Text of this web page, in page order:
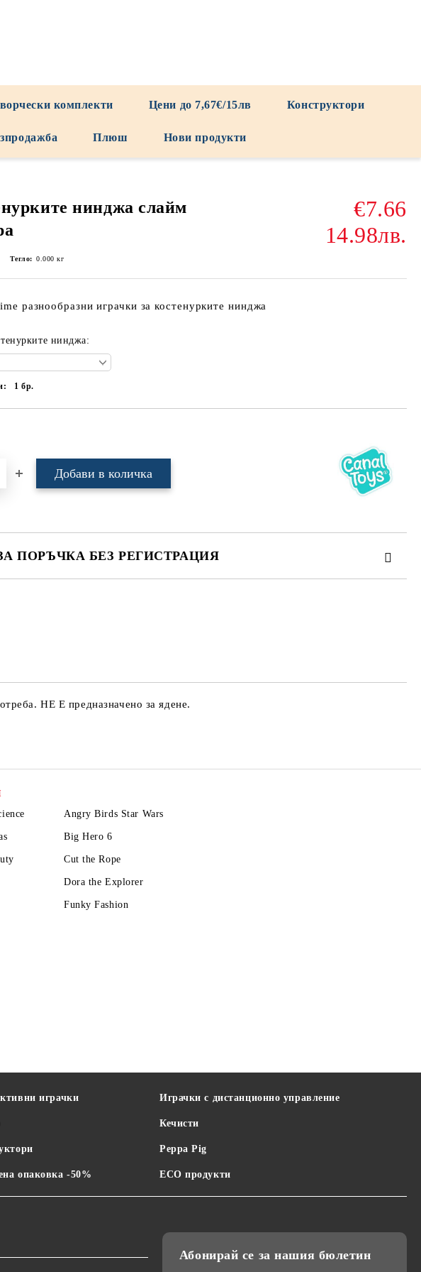
комплекти Цени до 7,67€/15лв Конструктори
Плюш Нови продукти
нинджа слайм
€7.66
14.98лв.
Тегло: 0.000 кг
разнообразни играчки за костенурките нинджа
нинджа:
1бр.
ПОРЪЧКА БЕЗ РЕГИСТРАЦИЯ
НЕ Е предназначено за ядене.
Angry Birds Star Wars
Big Hero 6
Cut the Rope
Dora the Explorer
Funky Fashion
играчки
опаковка -50%
Играчки с дистанционно управление
Кечисти
Peppa Pig
ECO продукти
Абонирай се за нашия бюлетин